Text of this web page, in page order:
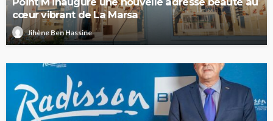
cœur vibrant de La Marsa
Jihène Ben Hassine